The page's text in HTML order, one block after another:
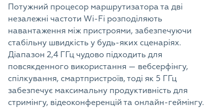
Потужний процесор маршрутизатора та дві
незалежні частоти Wi-Fi розподіляють
навантаження між пристроями, забезпечуючи
стабільну швидкість у будь-яких сценаріях.
Діапазон 2,4 ГГц чудово підходить для
повсякденного використання — вебсерфінгу,
спілкування, смартпристроїв, тоді як 5 ГГц
забезпечує максимальну продуктивність для
стримінгу, відеоконференцій та онлайн-геймінгу.